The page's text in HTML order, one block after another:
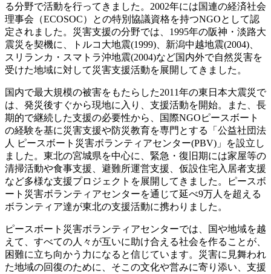
る分野で活動を行ってきました。2002年には国連の経済社会
理事会（ECOSOC）との特別協議資格を持つNGOとして認
定されました。災害支援の分野では、1995年の阪神・淡路大
震災を契機に、トルコ大地震(1999)、新潟中越地震(2004)、
スリランカ・スマトラ沖地震(2004)など国内外で自然災害を
受けた地域に対して災害支援活動を展開してきました。
国内で最大規模の被害をもたらした2011年の東日本大震災で
は、発災後すぐから現地に入り、支援活動を開始。また、長
期的で継続した支援の必要性から、国際NGOピースボート
の経験を基に災害支援や防災教育を専門とする「公益社団法
人 ピースボート災害ボランティアセンター(PBV)」を設立し
ました。東北の宮城県を中心に、緊急・復旧期には家屋等の
清掃活動や食事支援、避難所運営支援、仮設住宅入居者支援
など多様な支援プロジェクトを展開してきました。ピースボ
ート災害ボランティアセンターを通じて延べ9万人を超える
ボランティア達が東北の支援活動に携わりました。
ピースボート災害ボランティアセンターでは、国や地域を越
えて、すべての人々が互いに助け合える社会を作ることが、
困難に立ち向かう力になると信じています。災害に見舞われ
た地域の回復のために、そこの文化や営みに寄り添い、支援